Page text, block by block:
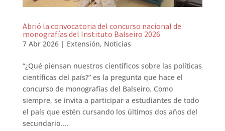
Abrió la convocatoria del concurso nacional de
monografías del Instituto Balseiro 2026
7 Abr 2026| Extensión, Noticias
“¿Qué piensan nuestros científicos sobre las políticas
científicas del país?” es la pregunta que hace el
concurso de monografías del Balseiro. Como
siempre, se invita a participar a estudiantes de todo
el país que estén cursando los últimos dos años del
secundario....